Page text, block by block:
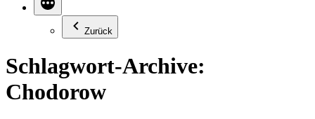
Zurück
Schlagwort-Archive:
Chodorow